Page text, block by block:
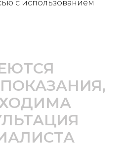
с использованием